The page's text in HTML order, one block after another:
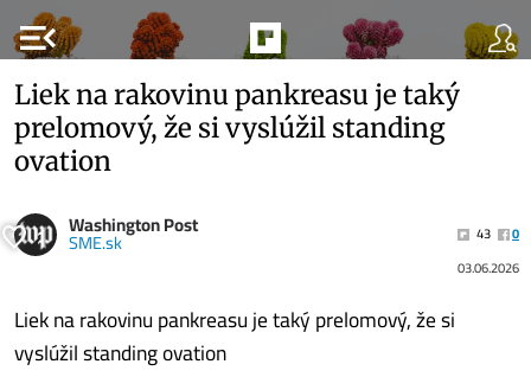
menu_open
Liek na rakovinu pankreasu je taký
prelomový, že si vyslúžil standing
ovation
Washington Post
SME.sk 43
0
03.06.2026
Liek na rakovinu pankreasu je taký prelomový, že si
vyslúžil standing ovation